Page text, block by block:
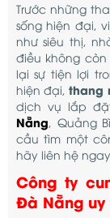
Trước những
sống hiện đại,
như siêu thị,
điều không
lại sự tiện lợi
hiện đại,thang
dịch vụ lắp
Nẵng, Quảng
cầu tìm một
hãy liên hệ
Công ty
Đà Nẵng